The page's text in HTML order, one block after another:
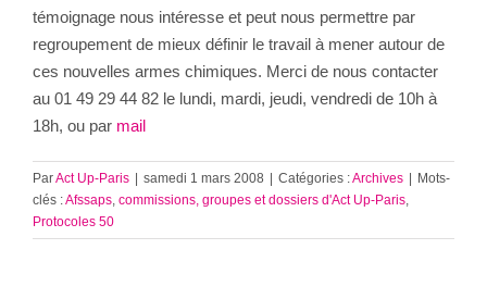
témoignage nous intéresse et peut nous permettre par
regroupement de mieux définir le travail à mener autour de
ces nouvelles armes chimiques. Merci de nous contacter
au 01 49 29 44 82 le lundi, mardi, jeudi, vendredi de 10h à
18h, ou par mail
ParAct Up-Paris | samedi 1 mars 2008 | Catégories :Archives | Mots-
clés :Afssaps commissions, groupes et dossiers d'Act Up-Paris
Protocoles 50